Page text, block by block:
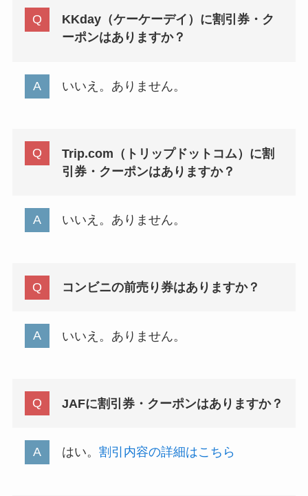
KKday（ケーケーデイ）に割引券・ク
ーポンはありますか？
いいえ。ありません。
Trip.com（トリップドットコム）に割
引券・クーポンはありますか？
いいえ。ありません。
コンビニの前売り券はありますか？
いいえ。ありません。
JAFに割引券・クーポンはありますか？
はい。 割引内容の詳細はこちら